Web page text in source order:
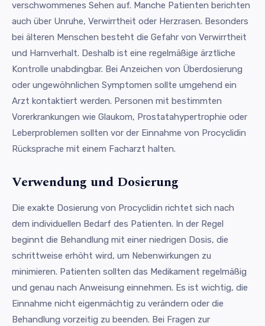
verschwommenes Sehen auf. Manche Patienten berichten
auch über Unruhe, Verwirrtheit oder Herzrasen. Besonders
bei älteren Menschen besteht die Gefahr von Verwirrtheit
und Harnverhalt. Deshalb ist eine regelmäßige ärztliche
Kontrolle unabdingbar. Bei Anzeichen von Überdosierung
oder ungewöhnlichen Symptomen sollte umgehend ein
Arzt kontaktiert werden. Personen mit bestimmten
Vorerkrankungen wie Glaukom, Prostatahypertrophie oder
Leberproblemen sollten vor der Einnahme von Procyclidin
Rücksprache mit einem Facharzt halten.
Verwendung und Dosierung
Die exakte Dosierung von Procyclidin richtet sich nach
dem individuellen Bedarf des Patienten. In der Regel
beginnt die Behandlung mit einer niedrigen Dosis, die
schrittweise erhöht wird, um Nebenwirkungen zu
minimieren. Patienten sollten das Medikament regelmäßig
und genau nach Anweisung einnehmen. Es ist wichtig, die
Einnahme nicht eigenmächtig zu verändern oder die
Behandlung vorzeitig zu beenden. Bei Fragen zur